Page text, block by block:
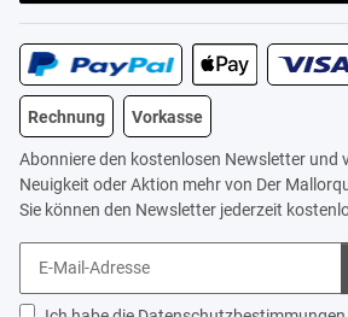
Rechnung Vorkasse
Abonniere den kostenlosen Newsletter und
Neuigkeit oder Aktion mehr von Der
Sie können den Newsletter jederzeit